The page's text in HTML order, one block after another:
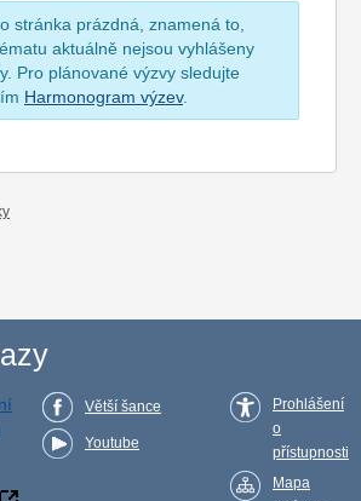
stránka prázdná, znamená to,
aktuálně nejsou vyhlášeny
Pro plánované výzvy sledujte
Harmonogram výzev.
Větší šance
Youtube
Prohlášení
o
přístupnosti
Mapa